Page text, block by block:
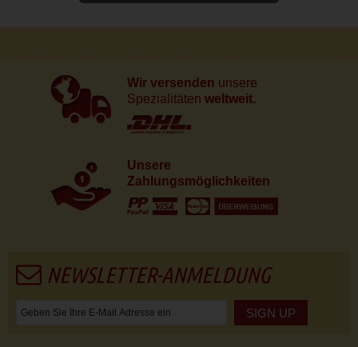
Wir versenden unsere
Spezialitäten weltweit.
Unsere
Zahlungsmöglichkeiten
NEWSLETTER-ANMELDUNG
SIGN UP